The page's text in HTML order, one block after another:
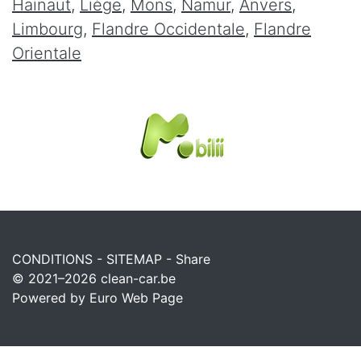
Hainaut, Liège, Mons, Namur, Anvers,
Limbourg, Flandre Occidentale, Flandre
Orientale
CONDITIONS - SITEMAP - Share
© 2021–2026 clean-car.be
Powered by Euro Web Page